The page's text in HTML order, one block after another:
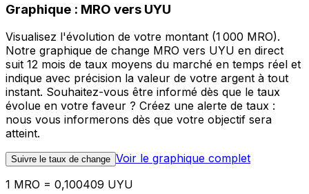
Graphique : MRO vers UYU
Visualisez l'évolution de votre montant (1 000 MRO).
Notre graphique de change MRO vers UYU en direct
suit 12 mois de taux moyens du marché en temps réel et
indique avec précision la valeur de votre argent à tout
instant. Souhaitez-vous être informé dès que le taux
évolue en votre faveur ? Créez une alerte de taux :
nous vous informerons dès que votre objectif sera
atteint.
Suivre le taux de change Voir le graphique complet
1 MRO = 0,100409 UYU